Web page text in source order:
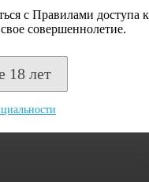
с Правилами доступа к
совершеннолетие.
18 лет